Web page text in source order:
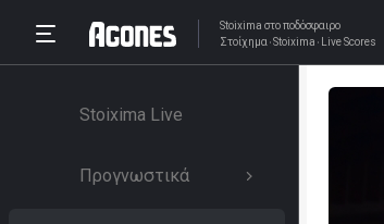
Stoixima στο ποδόσφαιρο
Στοίχημα Stoixima Live Scores
Stoixima Live
Προγνωστικά